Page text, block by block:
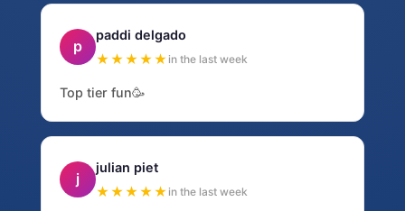
p
paddi delgado
★★★★★ in the last week
Top tier fun🥳
j
julian piet
★★★★★ in the last week